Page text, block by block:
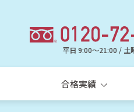
平日 9:00～21:00 / 土
合格実績